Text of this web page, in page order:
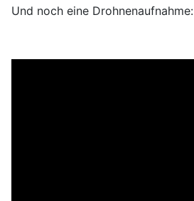
Und noch eine Drohnenaufnahme: